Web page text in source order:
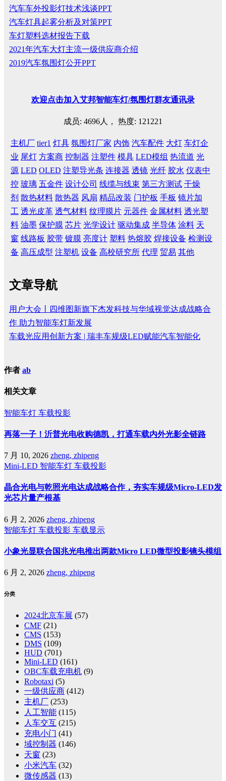
汽车车外投影灯技术浅谈PPT
汽车灯具起雾分析及对策PPT
车灯塑料选材报告下载
2021年汽车大灯主流一级供应商介绍
2019汽车氛围灯公开PPT
欢迎点击加入艾邦智能车灯/氛围灯群友通讯录
成员: 4696人， 热度: 121221
主机厂 tier1 灯具 氛围灯厂家 内饰 汽车配件 大灯 车灯企
业 尾灯 方案商 控制器 注塑件 模具 LED模组 热流道 光
源 LED OLED 注塑导光条 连接器 透镜 光纤 胶水 仪表中
控 玻璃 五金件 设计公司 线缆与线束 第三方测试 干燥
剂 散热材料 散热器 风扇 精品改装 门护板 手板 镜片加
工 透光皮革 透气材料 纹理膜片 元器件 金属材料 透光塑
料 油墨 保护膜 芯片 光学设计 驱动集成 半导体 涂料 天
窗 线路板 胶带 镀膜 亮度计 塑料 热熔胶 焊接设备 检测设
备 高压成型 注塑机 设备 高校研究所 代理 贸易 其他
文章导航
用户大会丨四维图新旗下杰发科技与华域视觉达成战略合
作 助力智能车灯新发展
车载光应用创新方案 | 瑞丰车规级LED赋能汽车智能化
作者 ab
相关文章
智能车灯 车载投影
再落一子！沂普光电收购德凯，打通车载内外光影全链路
7 月 10, 2026 zheng, zhipeng
Mini-LED 智能车灯 车载投影
晶合光电与乾照光电达成战略合作，夯实车规级Micro-LED发
光芯片量产根基
6 月 2, 2026 zheng, zhipeng
智能车灯 车载投影 车载显示
小象光显联合国兆光电推出两款Micro LED微型投影镜头模组
6 月 2, 2026 zheng, zhipeng
分类
2024北京车展 (57)
CMF (21)
CMS (153)
DMS (109)
HUD (701)
Mini-LED (161)
OBC车载充电机 (9)
Robotaxi (5)
一级供应商 (412)
主机厂 (253)
人工智能 (115)
人车交互 (215)
充电小门 (41)
域控制器 (146)
天窗 (23)
小米汽车 (32)
微传感器 (13)